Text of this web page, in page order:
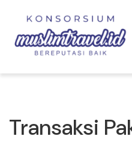
Transaksi